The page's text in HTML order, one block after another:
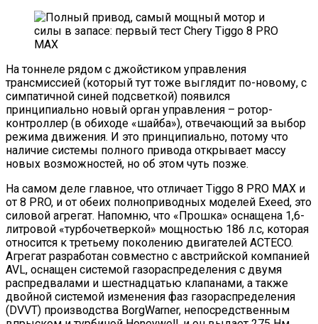
На тоннеле рядом с джойстиком управления
трансмиссией (который тут тоже выглядит по-новому, с
симпатичной синей подсветкой) появился
принципиально новый орган управления – ротор-
контроллер (в обиходе «шайба»), отвечающий за выбор
режима движения. И это принципиально, потому что
наличие системы полного привода открывает массу
новых возможностей, но об этом чуть позже.
На самом деле главное, что отличает Tiggo 8 PRO MAX и
от 8 PRO, и от обеих полноприводных моделей Exeed, это
силовой агрегат. Напомню, что «Прошка» оснащена 1,6-
литровой «турбочетверкой» мощностью 186 л.с, которая
относится к третьему поколению двигателей ACTECO.
Агрегат разработан совместно с австрийской компанией
AVL, оснащен системой газораспределения с двумя
распредвалами и шестнадцатью клапанами, а также
двойной системой изменения фаз газораспределения
(DVVT) производства BorgWarner, непосредственным